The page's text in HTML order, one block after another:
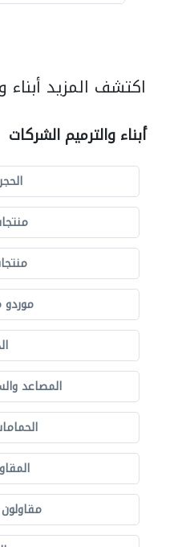
اكتشف المزيد أبناء
أبناء والترميم الشركات
موردو
المصاعد